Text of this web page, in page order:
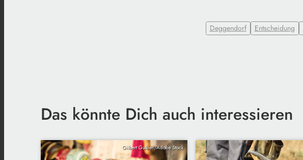
Deggendorf Entscheidung
Das könnte Dich auch interessieren
Gilbert Gulben/Adobe Stock